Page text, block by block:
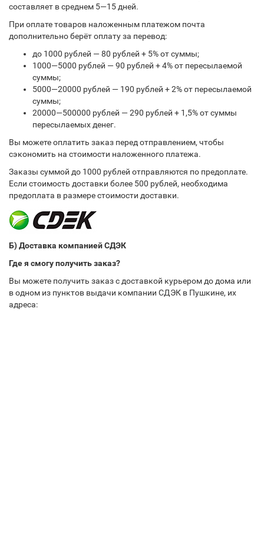
составляет в среднем 5—15 дней.
При оплате товаров наложенным платежом почта
дополнительно берёт оплату за перевод:
до 1000 рублей — 80 рублей + 5% от суммы;
1000—5000 рублей — 90 рублей + 4% от пересылаемой
суммы;
5000—20000 рублей — 190 рублей + 2% от пересылаемой
суммы;
20000—500000 рублей — 290 рублей + 1,5% от суммы
пересылаемых денег.
Вы можете оплатить заказ перед отправлением, чтобы
сэкономить на стоимости наложенного платежа.
Заказы суммой до 1000 рублей отправляются по предоплате.
Если стоимость доставки более 500 рублей, необходима
предоплата в размере стоимости доставки.
Б) Доставка компанией СДЭК
Где я смогу получить заказ?
Вы можете получить заказ с доставкой курьером до дома или
в одном из пунктов выдачи компании СДЭК в Пушкине, их
адреса: